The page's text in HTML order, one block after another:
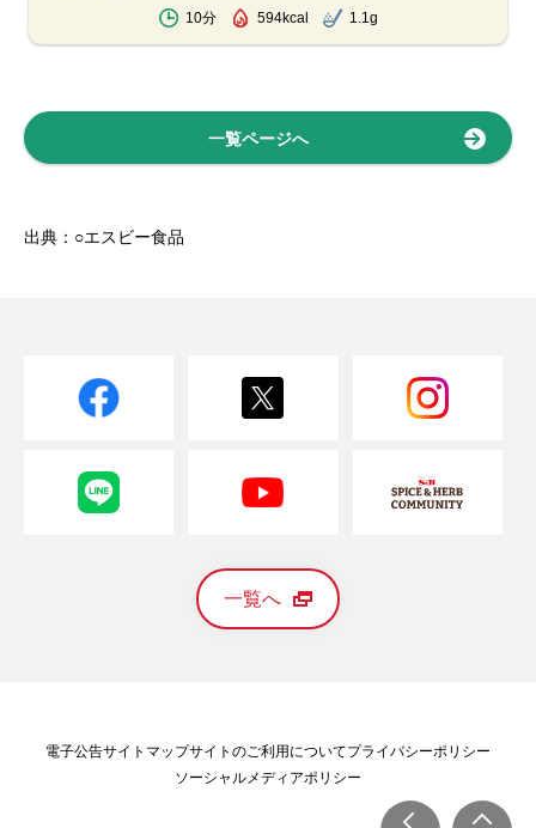
10分 594kcal 1.1g
一覧ページへ
出典：○エスビー食品
一覧へ
電子公告サイトマップサイトのご利用についてプライバシーポリシー
ソーシャルメディアポリシー